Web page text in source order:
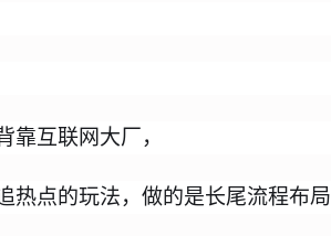
互联网大厂，
热点的玩法，做的是长尾流程布局